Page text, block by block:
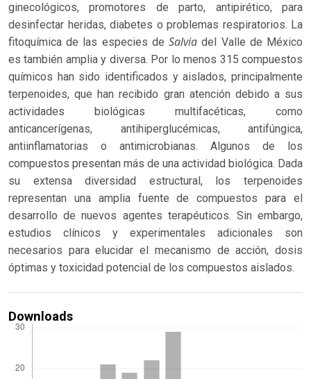
ginecológicos, promotores de parto, antipirético, para
desinfectar heridas, diabetes o problemas respiratorios. La
fitoquímica de las especies deSalvia del Valle de México
es también amplia y diversa. Por lo menos 315 compuestos
químicos han sido identificados y aislados, principalmente
terpenoides, que han recibido gran atención debido a sus
actividades biológicas multifacéticas, como
anticancerígenas, antihiperglucémicas, antifúngica,
antiinflamatorias o antimicrobianas. Algunos de los
compuestos presentan más de una actividad biológica. Dada
su extensa diversidad estructural, los terpenoides
representan una amplia fuente de compuestos para el
desarrollo de nuevos agentes terapéuticos. Sin embargo,
estudios clínicos y experimentales adicionales son
necesarios para elucidar el mecanismo de acción, dosis
óptimas y toxicidad potencial de los compuestos aislados.
Downloads